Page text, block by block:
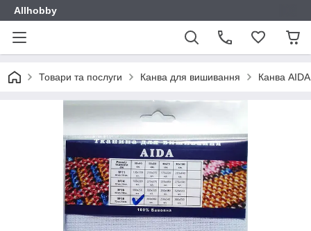
Allhobby
Товари та послуги Канва для вишивання Канва